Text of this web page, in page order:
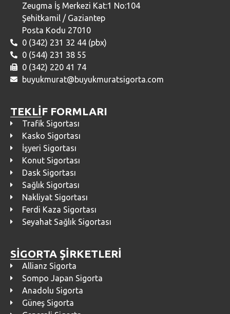
Zeugma İş Merkezi Kat:1 No:104
Şehitkamil / Gaziantep
Posta Kodu 27010
0 (342) 231 32 44 (pbx)
0 (544) 231 38 55
0 (342) 220 41 74
buyukmurat@buyukmuratsigorta.com
TEKLİF FORMLARI
Trafik Sigortası
Kasko Sigortası
İşyeri Sigortası
Konut Sigortası
Dask Sigortası
Sağlık Sigortası
Nakliyat Sigortası
Ferdi Kaza Sigortası
Seyahat Sağlık Sigortası
SİGORTA ŞİRKETLERİ
Allianz Sigorta
Sompo Japan Sigorta
Anadolu Sigorta
Güneş Sigorta